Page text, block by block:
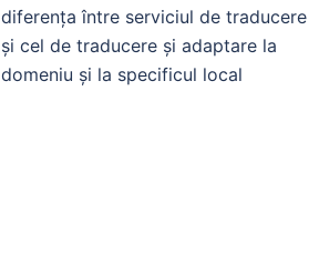
diferența între serviciul de traducere
și cel de traducere și adaptare la
domeniu și la specificul local